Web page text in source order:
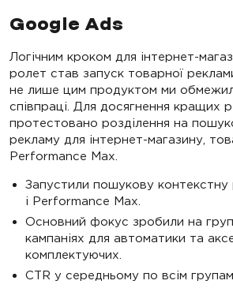
Google Ads
Логічним кроком для інтернет-
ролет став запуск товарної
не лише цим продуктом ми
співпраці. Для досягнення кращих
протестовано розділення на
рекламу для інтернет-магазину,
Performance Max.
Запустили пошукову контекстну
і Performance Max.
Основний фокус зробили на
кампаніях для автоматики та
комплектуючих.
CTR у середньому по всім групам